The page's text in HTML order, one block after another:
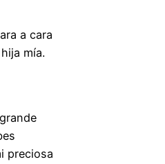
a cara
mía.
preciosa